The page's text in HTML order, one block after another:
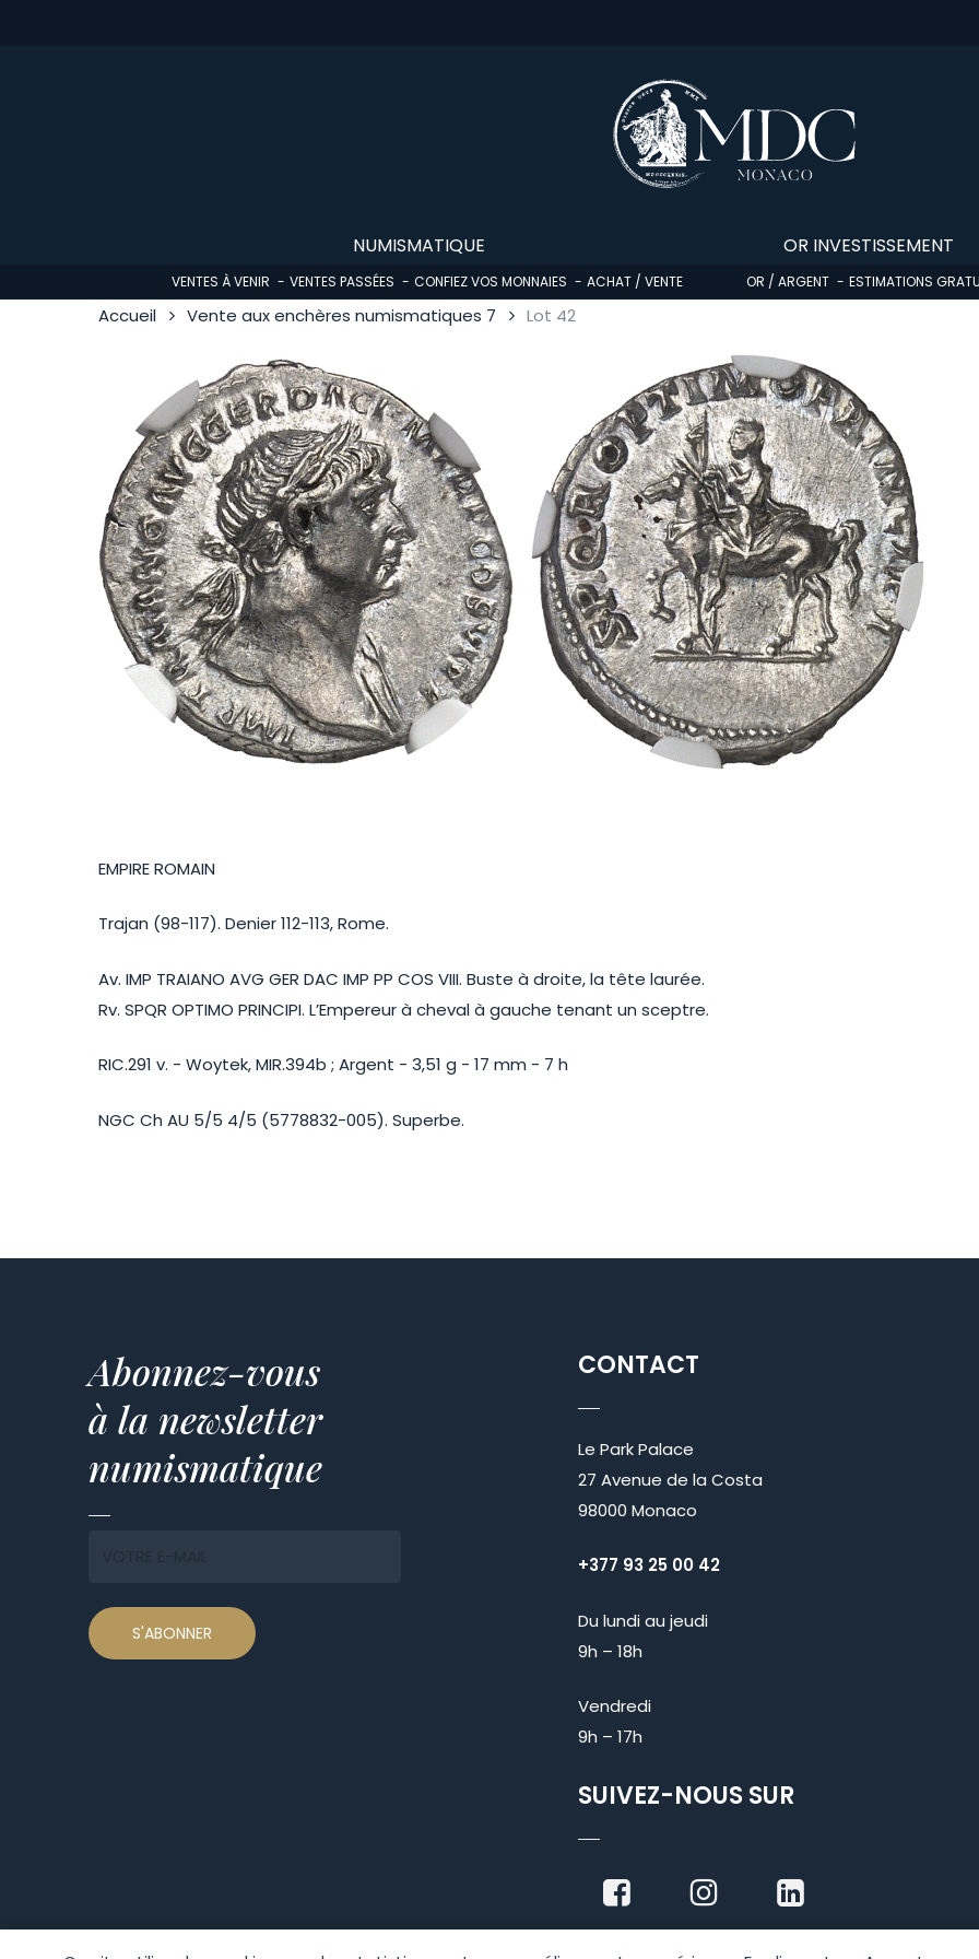
NUMISMATIQUE
VENTES À VENIR VENTES PASSÉES CONFIEZ VOS MONNAIES ACHAT / VENTE
OR INVESTISSEMENT
OR / ARGENT ESTIMATIONS
Accueil Vente aux enchères numismatiques 7 Lot 42
EMPIRE ROMAIN
Trajan (98-117). Denier 112-113, Rome.
Av. IMP TRAIANO AVG GER DAC IMP PP COS VIII. Buste à droite, la tête laurée.
Rv. SPQR OPTIMO PRINCIPI. L’Empereur à cheval à gauche tenant un sceptre.
RIC.291 v. - Woytek, MIR.394b ; Argent - 3,51 g - 17 mm - 7 h
NGC Ch AU 5/5 4/5 (5778832-005). Superbe.
Abonnez-vous
à la newsletter
numismatique
CONTACT
Le Park Palace
27 Avenue de la Costa
98000 Monaco
+377 93 25 00 42
Du lundi au jeudi
9h – 18h
Vendredi
9h – 17h
SUIVEZ-NOUS SUR